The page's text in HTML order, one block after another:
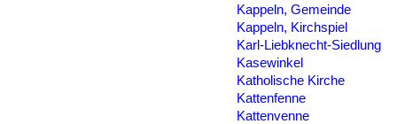
Kappeln, Gemeinde
Kappeln, Kirchspiel
Karl-Liebknecht-Siedlung
Kasewinkel
Katholische Kirche
Kattenfenne
Kattenvenne